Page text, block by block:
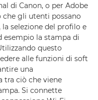
di Canon, o per Adobe
gli utenti possano
selezione del profilo e
esempio la stampa di
questo
alle funzioni di soft
una
tra ciò che viene
Si connette